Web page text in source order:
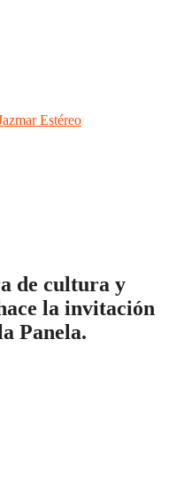
Estéreo
de cultura y
la invitación
Panela.